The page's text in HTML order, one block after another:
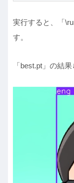
実行すると、「
す。
「best.pt」の結果